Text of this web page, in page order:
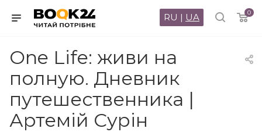
0
RU | UA
One Life: живи на
полную. Дневник
путешественника |
Артемій Сурін